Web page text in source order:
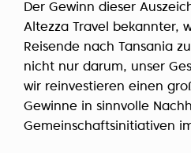
Der Gewinn dieser
Altezza Travel bekannter,
Reisende nach Tansania
nicht nur darum, unser
wir reinvestieren einen
Gewinne in sinnvolle
Gemeinschaftsinitiativen